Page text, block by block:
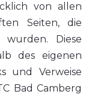
von allen
Seiten, die
Diese
des eigenen
und Verweise
Bad Camberg